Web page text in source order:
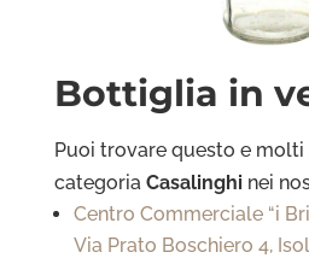
Bottiglia in
Puoi trovare questo e
categoria Casalinghinei
Centro Commerciale “i
Via Prato Boschiero 4,